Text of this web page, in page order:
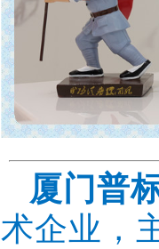
厦门普
术企业，